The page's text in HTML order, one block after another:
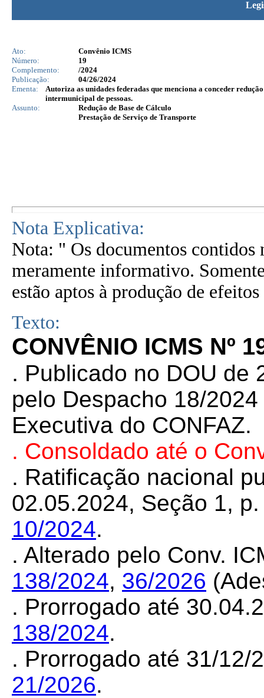
Ato:
Convênio ICMS
Número:
19
Complemento:
/2024
Publicação:
04/26/2024
Ementa:
Autoriza as unidades federadas que menciona a conceder
intermunicipal de pessoas.
Assunto:
Redução de Base de Cálculo
Prestação de Serviço de Transporte
Nota Explicativa:
Nota: " Os documentos contidos
meramente informativo.
estão aptos à produção de
Texto:
CONVÊNIO ICMS Nº
. Publicado no DOU de
pelo Despacho 18/
Executiva do CONFAZ.
. Consoldado até o
. Ratificação nacional
02.05.2024, Seção 1,
10/2024.
. Alterado pelo Conv.
138/2024, 36/2026
. Prorrogado até
138/2024.
. Prorrogado até 31/12/
21/2026.